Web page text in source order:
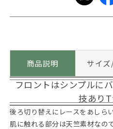
商品説明 サイ
フロントはシンプルに
技あり
後ろ切り替えにレースをあしら
肌に触れる部分は天竺素材なの